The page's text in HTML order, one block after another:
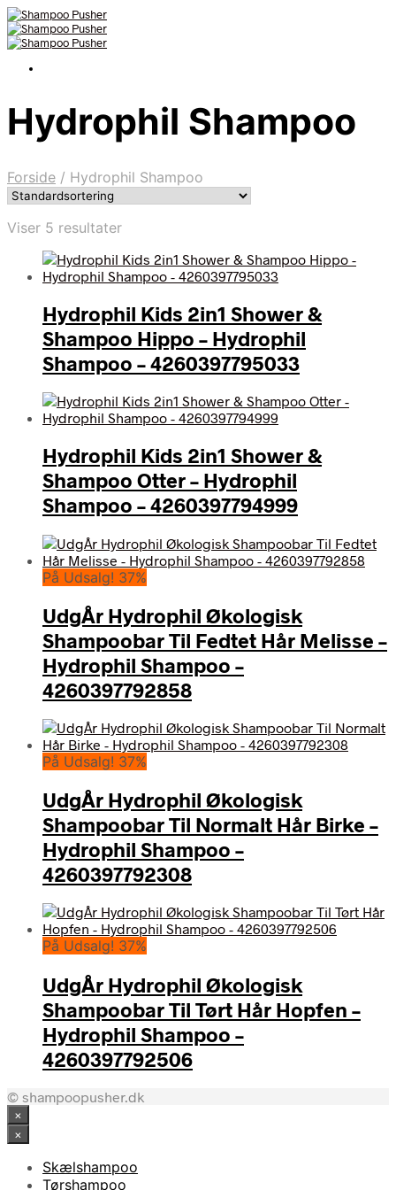
Hydrophil Shampoo
Forside / Hydrophil Shampoo
Viser 5 resultater
Hydrophil Kids 2in1 Shower &
Shampoo Hippo – Hydrophil
Shampoo – 4260397795033
Hydrophil Kids 2in1 Shower &
Shampoo Otter – Hydrophil
Shampoo – 4260397794999
På Udsalg! 37%
UdgÅr Hydrophil Økologisk
Shampoobar Til Fedtet Hår Melisse –
Hydrophil Shampoo –
4260397792858
På Udsalg! 37%
UdgÅr Hydrophil Økologisk
Shampoobar Til Normalt Hår Birke –
Hydrophil Shampoo –
4260397792308
På Udsalg! 37%
UdgÅr Hydrophil Økologisk
Shampoobar Til Tørt Hår Hopfen –
Hydrophil Shampoo –
4260397792506
© shampoopusher.dk
×
×
Skælshampoo
Tørshampoo